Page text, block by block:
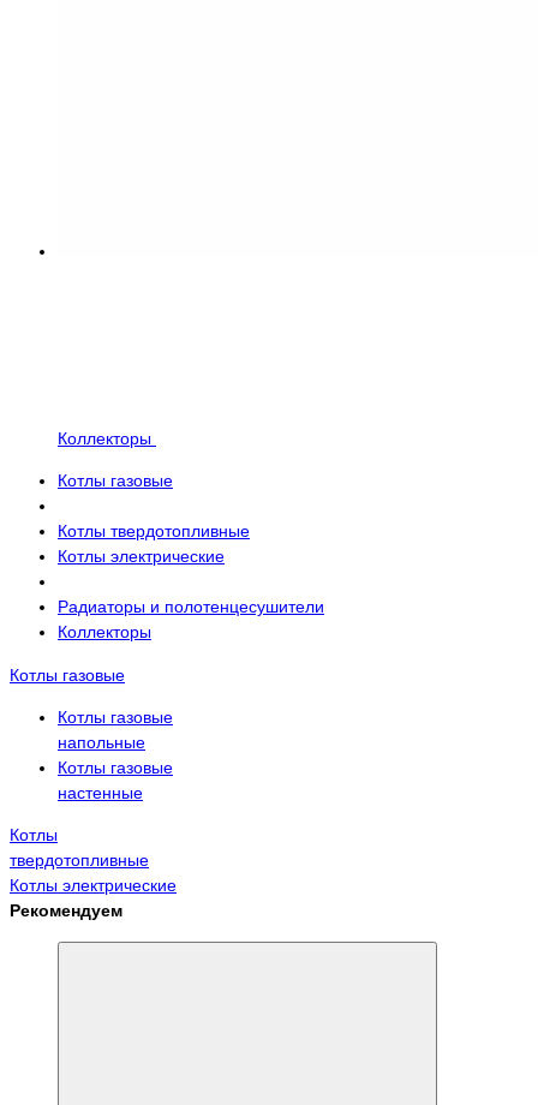
Коллекторы
Котлы газовые
Котлы твердотопливные
Котлы электрические
Радиаторы и полотенцесушители
Коллекторы
Котлы газовые
Котлы газовые
напольные
Котлы газовые
настенные
Котлы
твердотопливные
Котлы электрические
Рекомендуем